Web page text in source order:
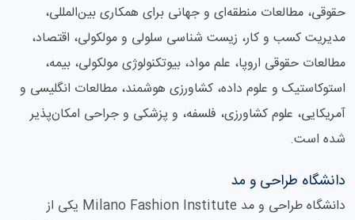
حقوقی، مطالعات منطقه‌ای و جهانی برای همکاری بین‌المللی،
مدیریت کسب و کار، زیست شناسی سلولی و مولکولی، اقتصاد،
مطالعات حقوقی اروپا، علم مواد، بیوتکنولوژی مولکولی، بیمه،
استوکاستیک و علوم داده، کشاورزی هوشمند، مطالعات انگلیسی و
آمریکایی، علوم کشاورزی، فلسفه، و پزشکی و جراحی امکان‌پذیر
شده است.
دانشگاه طراحی و مد
دانشگاه طراحی و مد Milano Fashion Institute یکی از